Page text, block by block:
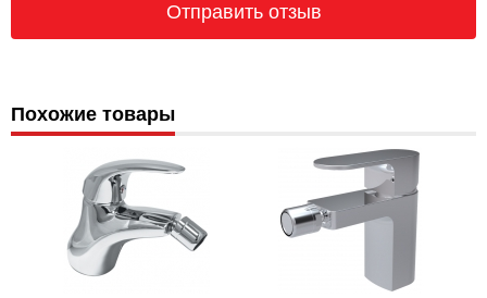
Похожие товары